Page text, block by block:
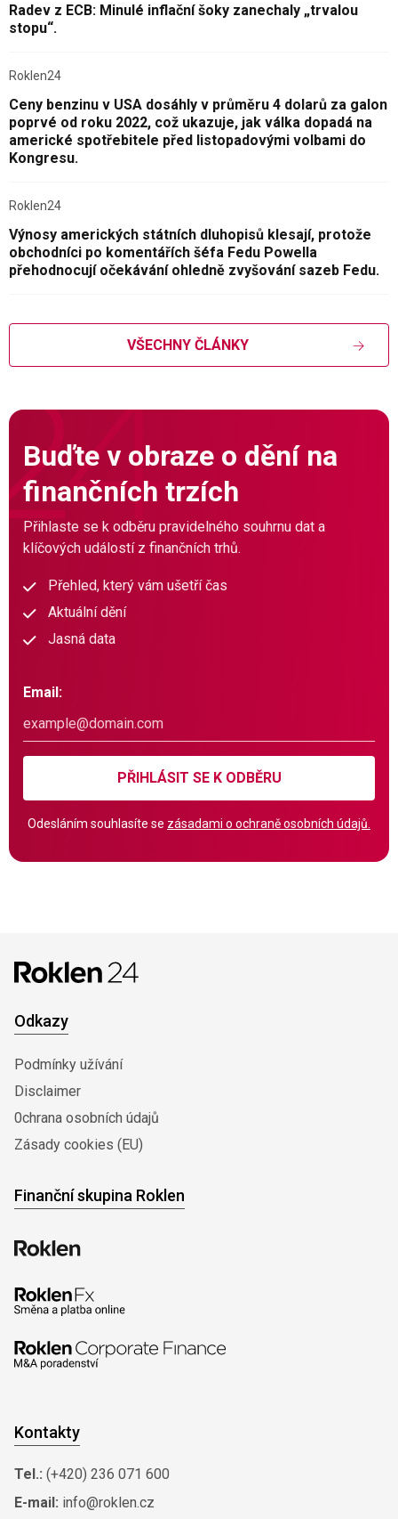
Radev z ECB: Minulé inflační šoky zanechaly „trvalou
stopu“.
Roklen24
Ceny benzinu v USA dosáhly v průměru 4 dolarů za galon
poprvé od roku 2022, což ukazuje, jak válka dopadá na
americké spotřebitele před listopadovými volbami do
Kongresu.
Roklen24
Výnosy amerických státních dluhopisů klesají, protože
obchodníci po komentářích šéfa Fedu Powella
přehodnocují očekávání ohledně zvyšování sazeb Fedu.
VŠECHNY ČLÁNKY
Buďte v obraze o dění na
finančních trzích
Přihlaste se k odběru pravidelného souhrnu dat a
klíčových událostí z finančních trhů.
Přehled, který vám ušetří čas
Aktuální dění
Jasná data
Email:
PŘIHLÁSIT SE K ODBĚRU
Odesláním souhlasíte se zásadami o ochraně osobních údajů.
Odkazy
Podmínky užívání
Disclaimer
0chrana osobních údajů
Zásady cookies (EU)
Finanční skupina Roklen
Kontakty
Tel.: (+420) 236 071 600
E-mail: info@roklen.cz